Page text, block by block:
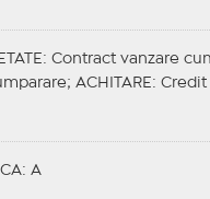
: Contract vanzare
ACHITARE : Credit
: A